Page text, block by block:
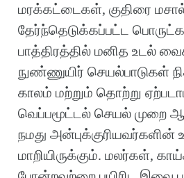
மரக்கட்டைகள், குதிரை
தேர்ந்தெடுக்கப்பட்ட
பாத்திரத்தில் மனித உடல்
நுண்ணுயிர் செயல்பாடுகள்
காலம் மற்றும் தொற்று
வெப்பமூட்டல் செயல் முறை
நமது
மாறியிருக்கும். மலர்கள்,